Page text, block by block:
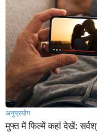
अनुप्रयोग
मुफ्त में फिल्में कहां देखें: